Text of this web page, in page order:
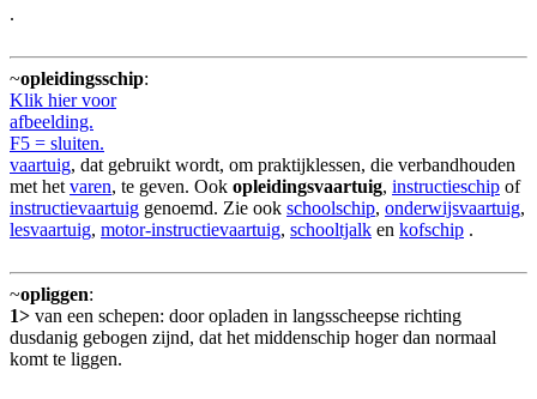
.
~opleidingsschip:
Klik hier voor
afbeelding.
F5 = sluiten.
vaartuig, dat gebruikt wordt, om praktijklessen, die verbandhouden
met het varen, te geven. Ook opleidingsvaartuig, instructieschip of
instructievaartuig genoemd. Zie ook schoolschip, onderwijsvaartuig,
lesvaartuig, motor-instructievaartuig, schooltjalk en kofschip .
~opliggen:
1> van een schepen: door opladen in langsscheepse richting
dusdanig gebogen zijnd, dat het middenschip hoger dan normaal
komt te liggen.